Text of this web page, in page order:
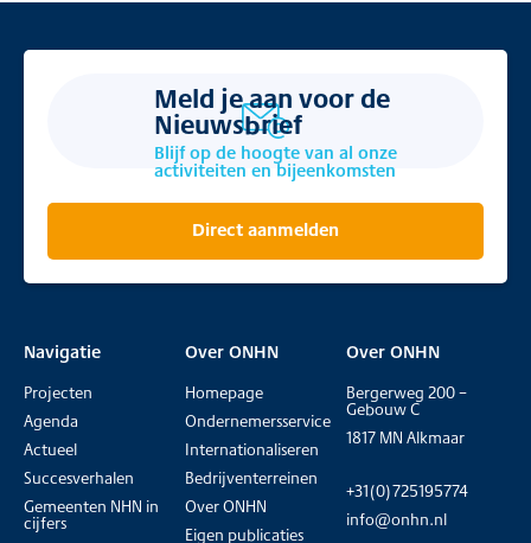
Meld je aan voor de
Nieuwsbrief
Blijf op de hoogte van al onze
activiteiten en bijeenkomsten
Direct aanmelden
Navigatie
Projecten
Agenda
Actueel
Succesverhalen
Gemeenten NHN in
cijfers
Over ONHN
Homepage
Ondernemersservice
Internationaliseren
Bedrijventerreinen
Over ONHN
Eigen publicaties
Over ONHN
Bergerweg 200 –
Gebouw C
1817 MN Alkmaar
+31(0)725195774
info@onhn.nl